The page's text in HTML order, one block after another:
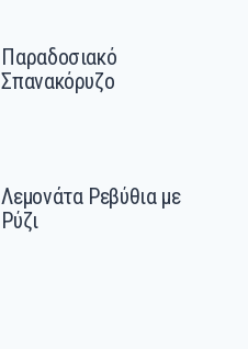
Παραδοσιακό
Σπανακόρυζο
Λεμονάτα Ρεβύθια με
Ρύζι